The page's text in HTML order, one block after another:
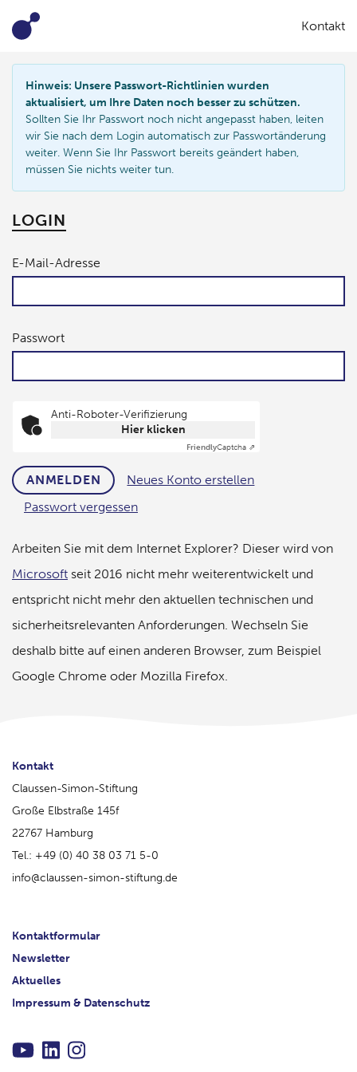
Kontakt
Benachrichtigungen
Hinweis: Unsere Passwort-Richtlinien wurden
aktualisiert, um Ihre Daten noch besser zu schützen.
Sollten Sie Ihr Passwort noch nicht angepasst haben, leiten
wir Sie nach dem Login automatisch zur Passwortänderung
weiter. Wenn Sie Ihr Passwort bereits geändert haben,
müssen Sie nichts weiter tun.
LOGIN
E-Mail-Adresse
Passwort
Anti-Roboter-Verifizierung
Hier klicken
FriendlyCaptcha ⇗
ANMELDEN
Neues Konto erstellen
Passwort vergessen
Arbeiten Sie mit dem Internet Explorer? Dieser wird von
Microsoft seit 2016 nicht mehr weiterentwickelt und
entspricht nicht mehr den aktuellen technischen und
sicherheitsrelevanten Anforderungen. Wechseln Sie
deshalb bitte auf einen anderen Browser, zum Beispiel
Google Chrome oder Mozilla Firefox.
Kontakt
Claussen-Simon-Stiftung
Große Elbstraße 145f
22767 Hamburg
Tel.: +49 (0) 40 38 03 71 5-0
info@claussen-simon-stiftung.de
Kontaktformular
Newsletter
Aktuelles
Impressum & Datenschutz